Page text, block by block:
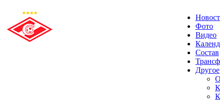
Фото
Видео
Состав
Другое